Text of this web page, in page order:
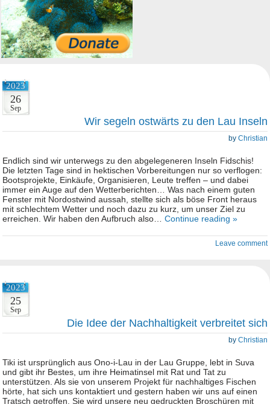
2023
26
Sep
Wir segeln ostwärts zu den Lau Inseln
by Christian
Endlich sind wir unterwegs zu den abgelegeneren Inseln Fidschis!
Die letzten Tage sind in hektischen Vorbereitungen nur so verflogen:
Bootsprojekte, Einkäufe, Organisieren, Leute treffen – und dabei
immer ein Auge auf den Wetterberichten… Was nach einem guten
Fenster mit Nordostwind aussah, stellte sich als böse Front heraus
mit schlechtem Wetter und noch dazu zu kurz, um unser Ziel zu
erreichen. Wir haben den Aufbruch also… Continue reading »
Leave comment
2023
25
Sep
Die Idee der Nachhaltigkeit verbreitet sich
by Christian
Tiki ist ursprünglich aus Ono-i-Lau in der Lau Gruppe, lebt in Suva
und gibt ihr Bestes, um ihre Heimatinsel mit Rat und Tat zu
unterstützen. Als sie von unserem Projekt für nachhaltiges Fischen
hörte, hat sich uns kontaktiert und gestern haben wir uns auf einen
Tratsch getroffen. Sie wird unsere neu gedruckten Broschüren mit